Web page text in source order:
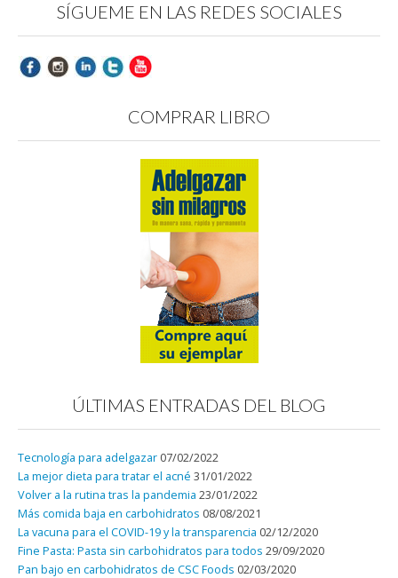
SÍGUEME EN LAS REDES SOCIALES
COMPRAR LIBRO
ÚLTIMAS ENTRADAS DEL BLOG
Tecnología para adelgazar 07/02/2022
La mejor dieta para tratar el acné 31/01/2022
Volver a la rutina tras la pandemia 23/01/2022
Más comida baja en carbohidratos 08/08/2021
La vacuna para el COVID-19 y la transparencia 02/12/2020
Fine Pasta: Pasta sin carbohidratos para todos 29/09/2020
Pan bajo en carbohidratos de CSC Foods 02/03/2020